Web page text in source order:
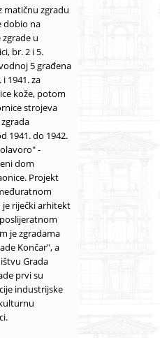
matičnu zgradu
dobio na
u
br. 2 i 5.
5 građena
1941. za
kože, potom
strojeva
1941. do 1942.
-
dom
Projekt
riječki arhitekt
je zgradama
Končar", a
Grada
prvi su
industrijske